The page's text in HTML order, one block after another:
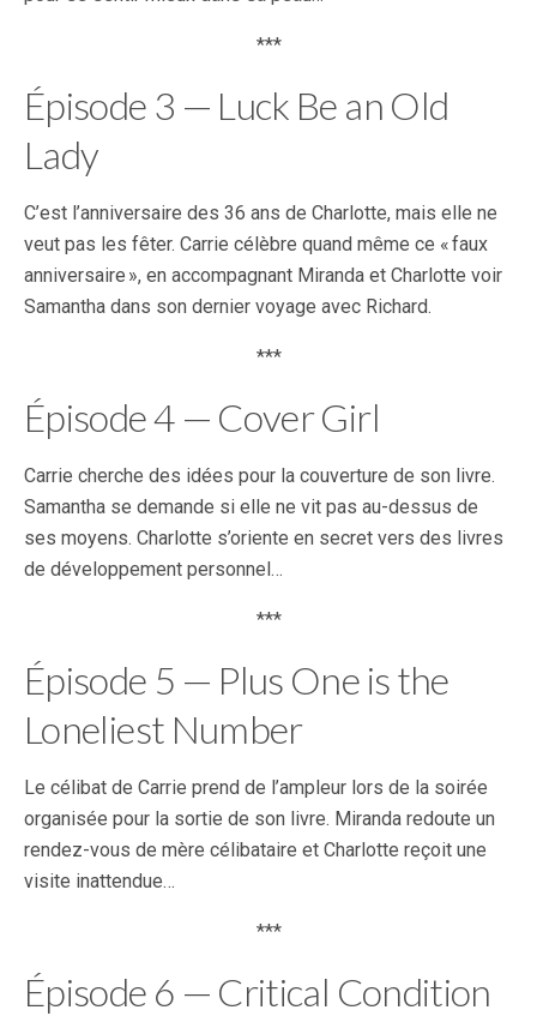
***
Épisode 3 — Luck Be an Old
Lady
C’est l’anniversaire des 36 ans de Charlotte, mais elle ne
veut pas les fêter. Carrie célèbre quand même ce « faux
anniversaire », en accompagnant Miranda et Charlotte voir
Samantha dans son dernier voyage avec Richard.
***
Épisode 4 — Cover Girl
Carrie cherche des idées pour la couverture de son livre.
Samantha se demande si elle ne vit pas au-dessus de
ses moyens. Charlotte s’oriente en secret vers des livres
de développement personnel…
***
Épisode 5 — Plus One is the
Loneliest Number
Le célibat de Carrie prend de l’ampleur lors de la soirée
organisée pour la sortie de son livre. Miranda redoute un
rendez-vous de mère célibataire et Charlotte reçoit une
visite inattendue…
***
Épisode 6 — Critical Condition